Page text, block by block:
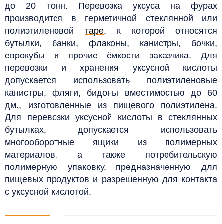
до 20 тонн. Перевозка уксуса на фурах
производится в герметичной стеклянной или
полиэтиленовой таре, к которой относятся
бутылки, банки, флаконы, канистры, бочки,
еврокубы и прочие ёмкости заказчика. Для
перевозки и хранения уксусной кислоты
допускается использовать полиэтиленовые
канистры, фляги, бидоны вместимостью до 60
дм., изготовленные из пищевого полиэтилена.
Для перевозки уксусной кислоты в стеклянных
бутылках, допускается использовать
многооборотные ящики из полимерных
материалов, а также потребительскую
полимерную упаковку, предназначенную для
пищевых продуктов и разрешенную для контакта
с уксусной кислотой.